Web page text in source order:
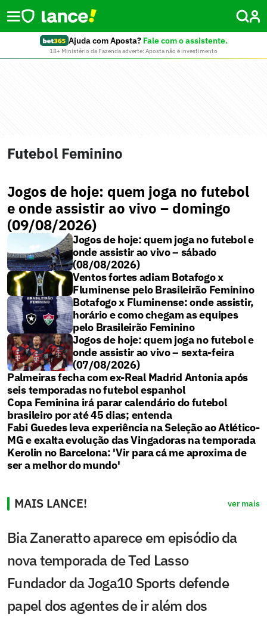
Ajuda com Aposta? Fale com o assistente.
18+ Ministério da Fazenda adverte: Aposta não é investimento
Futebol Feminino
Jogos de hoje: quem joga no futebol
e onde assistir ao vivo – domingo
(09/08/2026)
Jogos de hoje: quem joga no futebol e
onde assistir ao vivo – sábado
(08/08/2026)
Ventos fortes adiam Botafogo x
Fluminense pelo Brasileirão Feminino
Botafogo x Fluminense: onde assistir,
horário e como chegam as equipes
pelo Brasileirão Feminino
Jogos de hoje: quem joga no futebol e
onde assistir ao vivo – sexta-feira
(07/08/2026)
Palmeiras fecha com ex-Real Madrid Antonia após
seis temporadas no futebol espanhol
Copa Feminina irá parar calendário do futebol
brasileiro por até 45 dias; entenda
Fabi Guedes leva experiência na Seleção ao Atlético-
MG e exalta evolução das Vingadoras na temporada
Kerolin no Barcelona: 'Vir para cá me aproxima de
ser a melhor do mundo'
MAIS LANCE! ver mais
Bia Zaneratto aparece em episódio da
nova temporada de Ted Lasso
Fundador da Joga10 Sports defende
papel dos agentes de ir além dos